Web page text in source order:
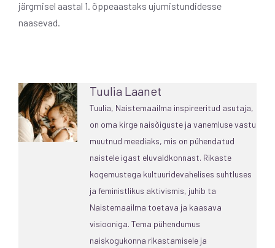
järgmisel aastal 1. õppeaastaks ujumistundidesse
naasevad.
Tuulia Laanet
Tuulia, Naistemaailma inspireeritud asutaja,
on oma kirge naisõiguste ja vanemluse vastu
muutnud meediaks, mis on pühendatud
naistele igast eluvaldkonnast. Rikaste
kogemustega kultuuridevahelises suhtluses
ja feministlikus aktivismis, juhib ta
Naistemaailma toetava ja kaasava
visiooniga. Tema pühendumus
naiskogukonna rikastamisele ja